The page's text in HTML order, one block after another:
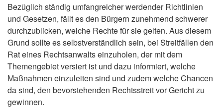
Bezüglich ständig umfangreicher werdender Richtlinien
und Gesetzen, fällt es den Bürgern zunehmend schwerer
durchzublicken, welche Rechte für sie gelten. Aus diesem
Grund sollte es selbstverständlich sein, bei Streitfällen den
Rat eines Rechtsanwalts einzuholen, der mit dem
Themengebiet versiert ist und dazu informiert, welche
Maßnahmen einzuleiten sind und zudem welche Chancen
da sind, den bevorstehenden Rechtsstreit vor Gericht zu
gewinnen.